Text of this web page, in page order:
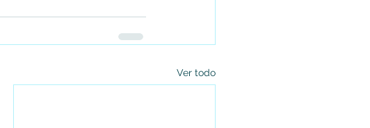
Ver todo